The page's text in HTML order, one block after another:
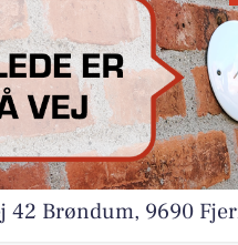
42 Brøndum, 9690